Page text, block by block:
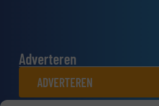
Adverteren
ADVERTEREN